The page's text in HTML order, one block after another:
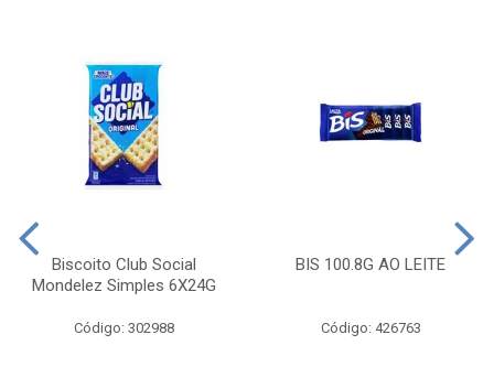
Biscoito Club Social
Mondelez Simples 6X24G
Código: 302988
BIS 100.8G AO LEITE
Código: 426763